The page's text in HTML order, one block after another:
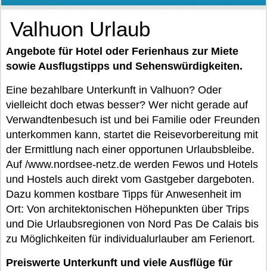
Valhuon Urlaub
Angebote für Hotel oder Ferienhaus zur Miete
sowie Ausflugstipps und Sehenswürdigkeiten.
Eine bezahlbare Unterkunft in Valhuon? Oder
vielleicht doch etwas besser? Wer nicht gerade auf
Verwandtenbesuch ist und bei Familie oder Freunden
unterkommen kann, startet die Reisevorbereitung mit
der Ermittlung nach einer opportunen Urlaubsbleibe.
Auf /www.nordsee-netz.de werden Fewos und Hotels
und Hostels auch direkt vom Gastgeber dargeboten.
Dazu kommen kostbare Tipps für Anwesenheit im
Ort: Von architektonischen Höhepunkten über Trips
und Die Urlaubsregionen von Nord Pas De Calais bis
zu Möglichkeiten für individualurlauber am Ferienort.
Preiswerte Unterkunft und viele Ausflüge für